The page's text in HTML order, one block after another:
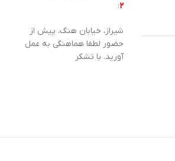
2
:
شیراز، خیابان هنگ. پیش از
حضور لطفا هماهنگی به عمل
آورید. با تشکر